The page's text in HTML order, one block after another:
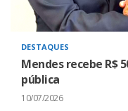
DESTAQUES
Mendes recebe R$
pública
10/07/2026